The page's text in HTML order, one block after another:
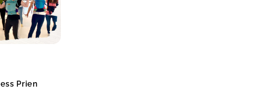
Prien